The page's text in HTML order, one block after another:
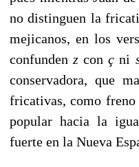
no distinguen la
mejicanos, en los
confundenz conç ni
conservadora, que
fricativas, como freno
popular hacia la
fuerte en la Nueva